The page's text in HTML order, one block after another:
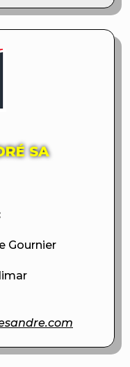
SA
Gournier